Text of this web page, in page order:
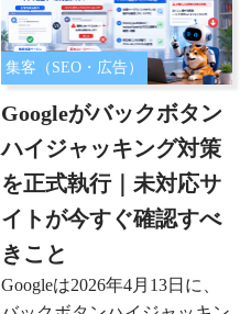
集客（SEO・広告）
Googleがバックボタン
ハイジャッキング対策
を正式執行｜未対応サ
イトが今すぐ確認すべ
きこと
Googleは2026年4月13日に、